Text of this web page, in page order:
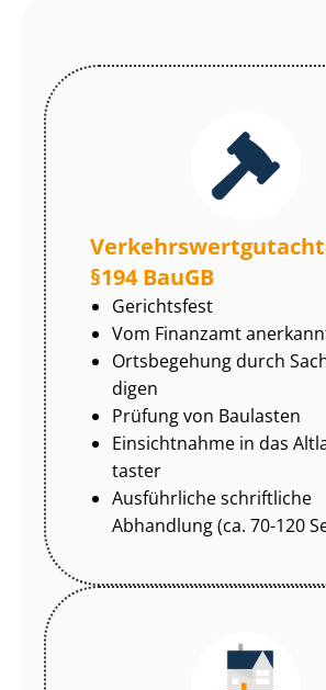
§194 BauGB
Gerichtsfest
Vom Finanzamt
Ortsbegehung durch
di­gen
Prüfung von Baulasten
Einsichtnahme in das
tas­ter
Ausführliche schriftliche
Abhandlung (ca. 70-120